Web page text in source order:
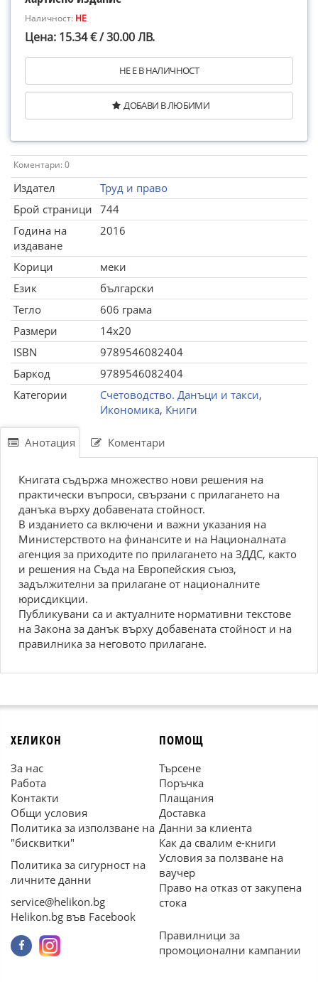
Наличност: НЕ
Цена: 15.34 € / 30.00 ЛВ.
НЕ Е В НАЛИЧНОСТ
ДОБАВИ В ЛЮБИМИ
Коментари: 0
Издател
Труд и право
Брой страници 744
Година на
издаване
2016
Корици
меки
Език
български
Тегло
606 грама
Размери
14x20
ISBN
9789546082404
Баркод
9789546082404
Категории
Счетоводство. Данъци и такси,
Икономика, Книги
Анотация Коментари
Книгата съдържа множество нови решения на
практически въпроси, свързани с прилагането на
данъка върху добавената стойност.
В изданието са включени и важни указания на
Министерството на финансите и на Националната
агенция за приходите по прилагането на ЗДДС, както
и решения на Съда на Европейския съюз,
задължителни за прилагане от националните
юрисдикции.
Публикувани са и актуалните нормативни текстове
на Закона за данък върху добавената стойност и на
правилника за неговото прилагане.
ХЕЛИКОН
За нас
Работа
Контакти
Общи условия
Политика за използване на
"бисквитки"
Политика за сигурност на
личните данни
service@helikon.bg
Helikon.bg във Facebook
ПОМОЩ
Търсене
Поръчка
Плащания
Доставка
Данни за клиента
Как да свалим е-книги
Условия за ползване на
ваучер
Право на отказ от закупена
стока
Правилници за
промоционални кампании